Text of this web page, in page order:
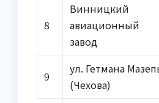
8
Винницкий
авиационный
завод
9
ул. Гетмана
(Чехова)